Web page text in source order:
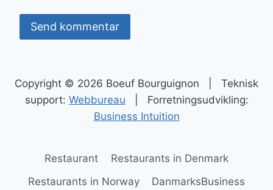
Copyright © 2026 Boeuf Bourguignon | Teknisk
support: Webbureau | Forretningsudvikling:
Business Intuition
Restaurant
Restaurants in Denmark
Restaurants in Norway
DanmarksBusiness